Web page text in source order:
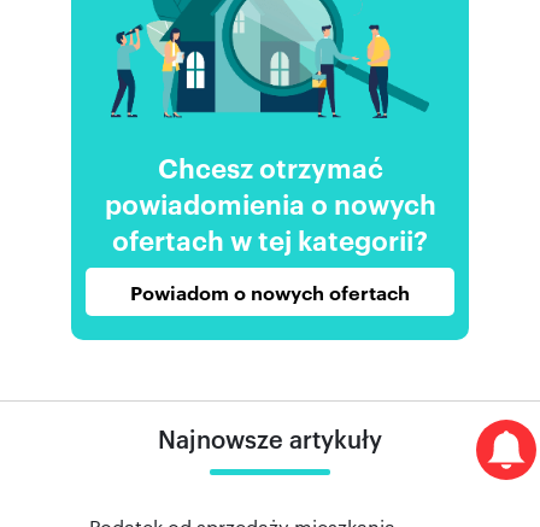
Chcesz otrzymać
powiadomienia o nowych
ofertach w tej kategorii?
Powiadom o nowych ofertach
Najnowsze artykuły